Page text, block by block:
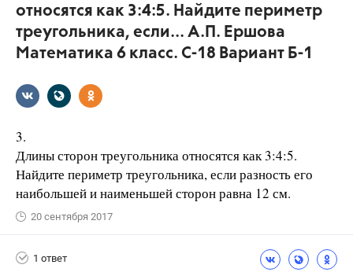
относятся как 3:4:5. Найдите периметр
треугольника, если... А.П. Ершова
Математика 6 класс. С-18 Вариант Б-1
3.
Длины сторон треугольника относятся как 3:4:5.
Найдите периметр треугольника, если разность его
наибольшей и наименьшей сторон равна 12 см.
20 сентября 2017
1 ответ